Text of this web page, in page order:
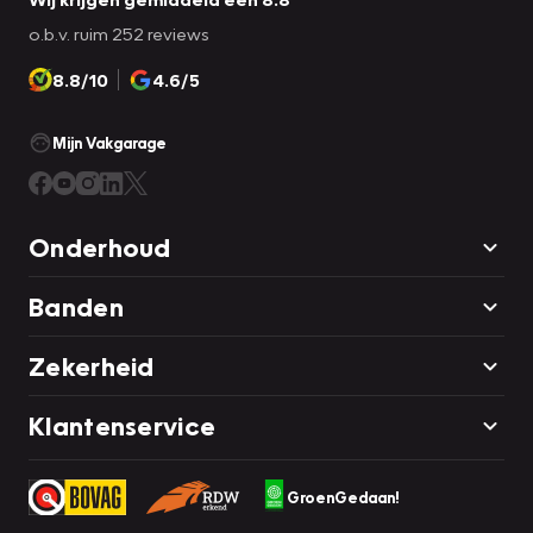
o.b.v. ruim 252 reviews
8.8/10 4.6/5
Mijn Vakgarage
Onderhoud
Banden
Zekerheid
Klantenservice
GroenGedaan!